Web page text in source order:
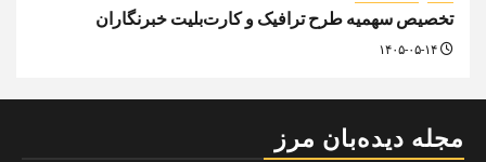
تخصیص سهمیه طرح ترافیک و کارت‌بلیت خبرنگاران
مجله دیده‌بان مرز